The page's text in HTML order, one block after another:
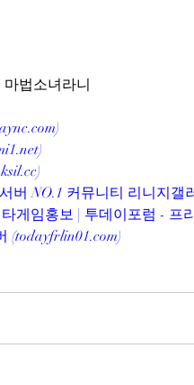
법소녀라니
)
)
)
버 NO.1 커뮤니티 리니지갤
게임홍보 | 투데이포럼 - 프
(todayfrlin01.com)